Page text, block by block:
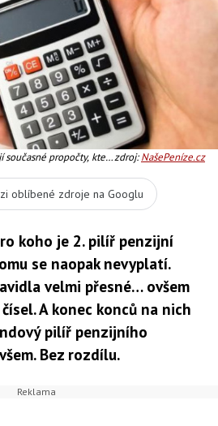
propočty, kterézdroj:NašePeníze.cz
oblíbené zdroje na Googlu
koho je 2. pilíř penzijní
se naopak nevyplatí.
velmi přesné… ovšem
A konec konců na nich
pilíř penzijního
Bez rozdílu.